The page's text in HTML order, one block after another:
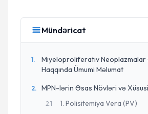
Mündəricat
1.
Miyeloproliferativ Neoplazmalar
Haqqında Ümumi Məlumat
2. MPN-lərin Əsas Növləri və
2.1 1. Polisitemiya Vera (PV)